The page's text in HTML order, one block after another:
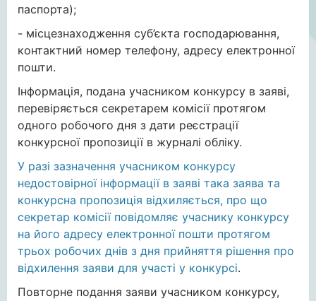
паспорта);
- місцезнаходження суб’єкта господарювання,
контактний номер телефону, адресу електронної
пошти.
Інформація, подана учасником конкурсу в заяві,
перевіряється секретарем комісії протягом
одного робочого дня з дати реєстрації
конкурсної пропозиції в журналі обліку.
У разі зазначення учасником конкурсу
недостовірної інформації в заяві така заява та
конкурсна пропозиція відхиляється, про що
секретар комісії повідомляє учаснику конкурсу
на його адресу електронної пошти протягом
трьох робочих днів з дня прийняття рішення про
відхилення заяви для участі у конкурсі.
Повторне подання заяви учасником конкурсу,